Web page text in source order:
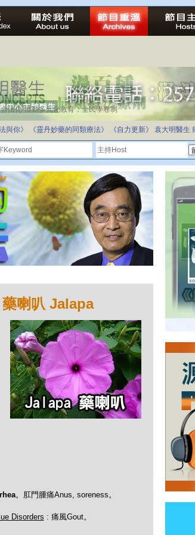
法化-推動多元化教育，全民學卷制
擇，人人有健康
與你》
《靈丹妙藥的同類療法》 《自力更新》 袁大明醫生
藥喇叭 Jalapa
。肛門腫痛Anus, soreness。
Disorders : 痛風Gout。